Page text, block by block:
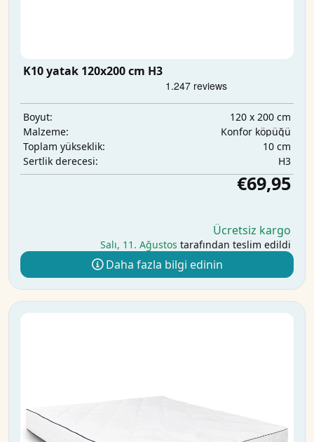
K10 yatak 120x200 cm H3
Boyut:
120 x 200 cm
Malzeme:
Konfor köpüğü
Toplam yükseklik:
10 cm
Sertlik derecesi:
H3
€69,95
Ücretsiz kargo
Salı, 11. Ağustos tarafından teslim edildi
Daha fazla bilgi edinin